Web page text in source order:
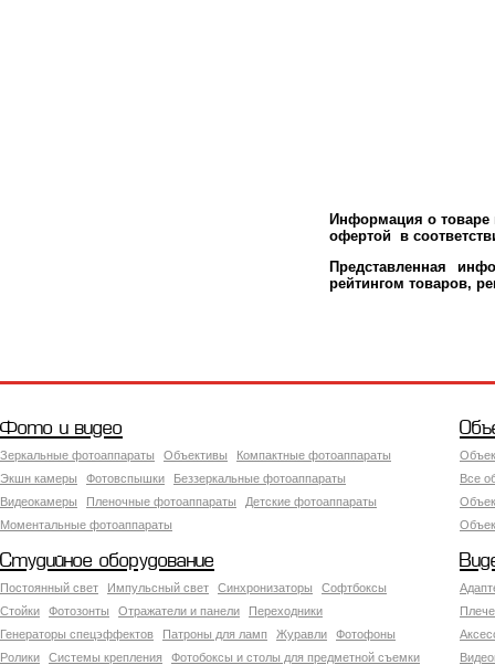
Информация о товаре
офертой в
Представленная
рейтингом товаров,
Фото и видео
Зеркальные фотоаппараты Объективы
Компактные фотоаппараты
Экшн камеры
Фотовспышки
Беззеркальные фотоаппараты
Видеокамеры
Пленочные фотоаппараты
Детские фотоаппараты
Моментальные фотоаппараты
Все
Студийное оборудование
Постоянный свет Импульсный свет Синхронизаторы
Софтбоксы
Стойки
Фотозонты Отражатели и панели
Переходники
Генераторы спецэффектов
Патроны для ламп Журавли
Фотофоны
Ролики
Системы крепления
Фотобоксы и столы для предметной съемки